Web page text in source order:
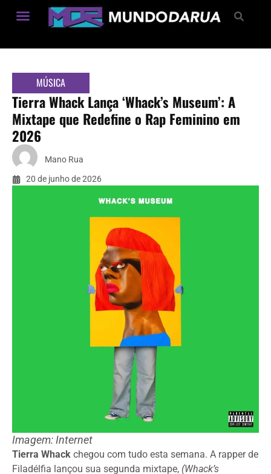
MÚSICA
Tierra Whack Lança ‘Whack’s Museum’: A
Mixtape que Redefine o Rap Feminino em
2026
Mano Rua
20 de junho de 2026
Imagem: Internet
Tierra Whack chegou com tudo esta semana. A rapper de
Filadélfia lançou sua segunda mixtape, (Whack’s